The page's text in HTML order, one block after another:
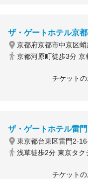
ザ・ゲートホテル京
京都府京都市中京区
京都河原町徒歩3分 京
チケット
ザ・ゲートホテル雷
東京都台東区雷門2-
浅草徒歩2分 東京タク
チケット